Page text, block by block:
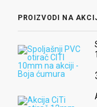
PROIZVODI NA